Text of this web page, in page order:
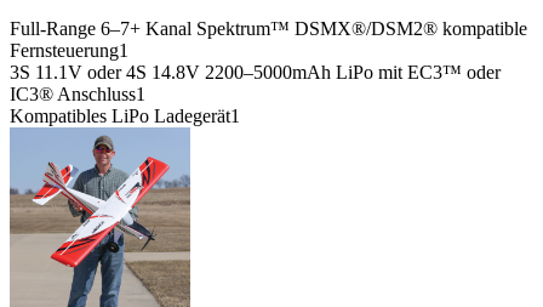
Full-Range 6–7+ Kanal Spektrum™ DSMX®/DSM2® kompatible
Fernsteuerung1
3S 11.1V oder 4S 14.8V 2200–5000mAh LiPo mit EC3™ oder
IC3® Anschluss1
Kompatibles LiPo Ladegerät1